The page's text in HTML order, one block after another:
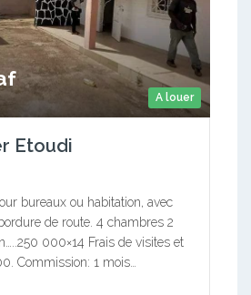
A louer
Etoudi
bureaux ou habitation, avec
de route. 4 chambres 2
000×14 Frais de visites et
Commission: 1 mois…